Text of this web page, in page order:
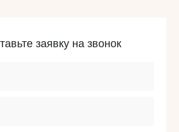
заявку на звонок